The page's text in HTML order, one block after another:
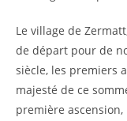
Le village de
de départ pour de
siècle, les premiers
majesté de ce
première